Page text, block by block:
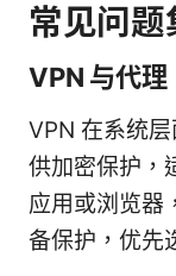
常见问题
VPN 与代理
VPN 在系统
供加密保护，
应用或浏览器
备保护，优先